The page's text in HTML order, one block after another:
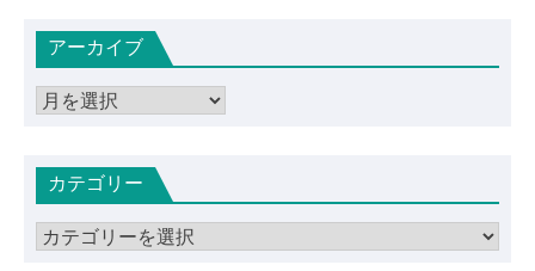
アーカイブ
ア
イカテゴリー
カ